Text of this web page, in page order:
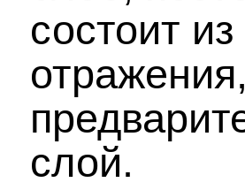
состоит
слой.